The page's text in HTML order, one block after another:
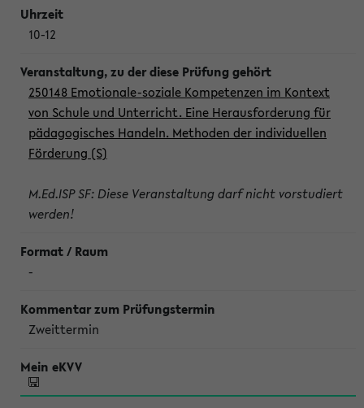
10-12
250148 Emotionale-soziale Kompetenzen im Kontext
von Schule und Unterricht. Eine Herausforderung für
pädagogisches Handeln. Methoden der individuellen
Förderung (S)
M.Ed.ISP SF: Diese Veranstaltung darf nicht vorstudiert
werden!
-
Zweittermin